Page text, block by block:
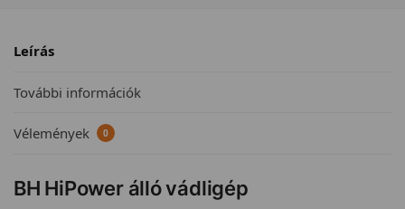
Leírás
További információk
Vélemények 0
BH HiPower álló vádligép